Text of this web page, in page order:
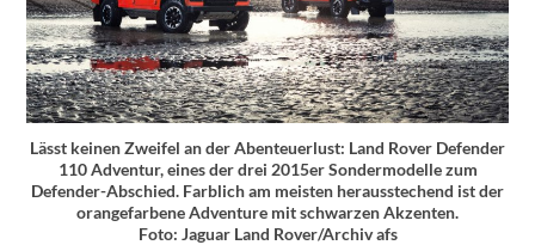
Lässt keinen Zweifel an der Abenteuerlust: Land Rover Defender
110 Adventur, eines der drei 2015er Sondermodelle zum
Defender-Abschied. Farblich am meisten herausstechend ist der
orangefarbene Adventure mit schwarzen Akzenten.
Foto: Jaguar Land Rover/Archiv afs